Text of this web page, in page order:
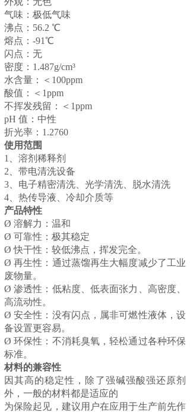
气味：极低气味
沸点：56.2 ℃
熔点：-91℃
闪点：无
密度：1.487g/cm³
水含量：＜100ppm
酸值：＜1ppm
不挥发残留：＜1ppm
pH 值：中性
折光率：1.2760
使用范围
1、溶剂稀释剂
2、带电清洗设备
3、电子精密清洗、光学清洗、脱水清洗
4、热传导液、冷却介质等
产品特性
Ø 溶解力：温和
Ø 可靠性：极其稳定
Ø 快干性：较低沸点，挥发完全。
Ø 再生性：通过蒸馏再生大幅度减少了工业
废物量。
Ø 渗透性：低粘度、低表面张力、高密度、
高流动性。
Ø 安全性：没有闪点，属非可燃性液体，设
备设置更容易。
Ø 环保性：不消耗臭氧，轻松通过各种环保
标准。
材料的兼容性
因其高的稳定性，除了强碱强酸强还原剂
外，一般的材料都是适应的
为保险起见，建议用户在应用于生产前先作